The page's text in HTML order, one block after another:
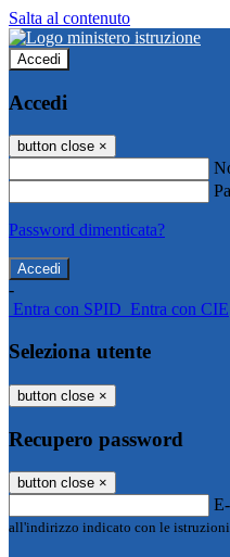
Salta al contenuto
Accedi
Accedi
button close ×
Password dimenticata?
-
Entra con SPID Entra con CIE
Seleziona utente
button close ×
Recupero password
button close ×
all'indirizzo indicato con le istruzioni